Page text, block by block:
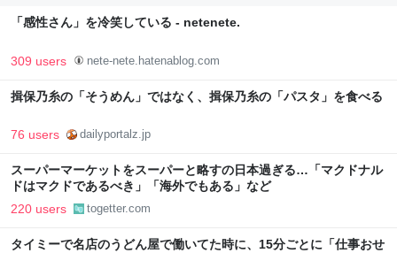
「感性さん」を冷笑している - netenete.
309 users nete-nete.hatenablog.com
揖保乃糸の「そうめん」ではなく、揖保乃糸の「パスタ」を食べる
76 users dailyportalz.jp
スーパーマーケットをスーパーと略すの日本過ぎる…「マクドナル
ドはマクドであるべき」「海外でもある」など
220 users togetter.com
タイミーで名店のうどん屋で働いてた時に、15分ごとに「仕事おせ